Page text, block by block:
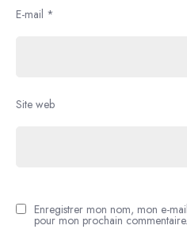
E-mail *
Site web
Enregistrer mon nom, mon e-
pour mon prochain commentaire.